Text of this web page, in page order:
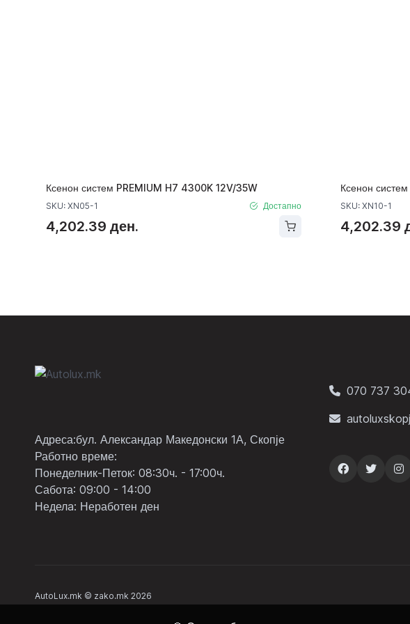
Ксенон систем PREMIUM H7 4300K 12V/35W
SKU: XN05-1 Достапно
4,202.39 ден.
Ксенон
SKU: XN10-1
4,202.39
Адреса:бул. Александар Македонски 1А, Скопје
Работно време:
Понеделник-Петок: 08:30ч. - 17:00ч.
Сабота: 09:00 - 14:00
Неделa: Неработен ден
070 737
AutoLux.mk © zako.mk 2026